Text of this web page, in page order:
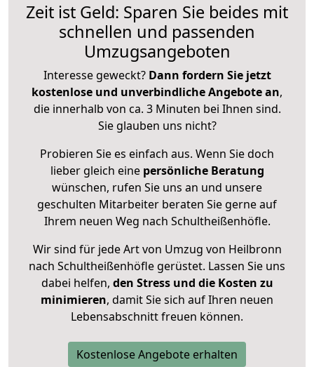
Zeit ist Geld: Sparen Sie beides mit
schnellen und passenden
Umzugsangeboten
Interesse geweckt? Dann fordern Sie jetzt
kostenlose und unverbindliche Angebote an,
die innerhalb von ca. 3 Minuten bei Ihnen sind.
Sie glauben uns nicht?
Probieren Sie es einfach aus. Wenn Sie doch
lieber gleich eine persönliche Beratung
wünschen, rufen Sie uns an und unsere
geschulten Mitarbeiter beraten Sie gerne auf
Ihrem neuen Weg nach Schultheißenhöfle.
Wir sind für jede Art von Umzug von Heilbronn
nach Schultheißenhöfle gerüstet. Lassen Sie uns
dabei helfen, den Stress und die Kosten zu
minimieren, damit Sie sich auf Ihren neuen
Lebensabschnitt freuen können.
Kostenlose Angebote erhalten